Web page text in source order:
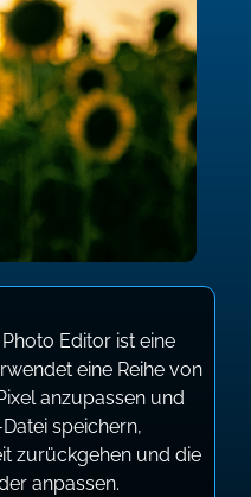
Editor ist eine
eine Reihe von
anzupassen und
speichern,
zurückgehen und die
anpassen.